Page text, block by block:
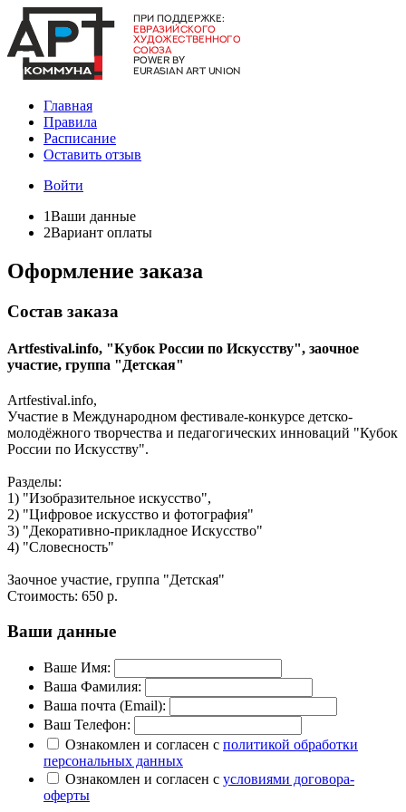
Главная
Правила
Расписание
Оставить отзыв
Войти
1Ваши данные
2Вариант оплаты
Оформление заказа
Состав заказа
Artfestival.info, "Кубок России по Искусству", заочное
участие, группа "Детская"
Artfestival.info,
Участие в Международном фестивале-конкурсе детско-
молодёжного творчества и педагогических инноваций "Кубок
России по Искусству".
Разделы:
1) "Изобразительное искусство",
2) "Цифровое искусство и фотография"
3) "Декоративно-прикладное Искусство"
4) "Словесность"
Заочное участие, группа "Детская"
Стоимость: 650 р.
Ваши данные
Ваше Имя:
Ваша Фамилия:
Ваша почта (Email):
Ваш Телефон:
Ознакомлен и согласен с политикой обработки
персональных данных
Ознакомлен и согласен с условиями договора-
оферты